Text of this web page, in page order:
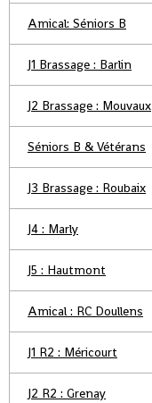
Amical: Séniors B
J1 Brassage : Barlin
J2 Brassage : Mouvaux
Séniors B & Vétérans
J3 Brassage : Roubaix
J4 : Marly
J5 : Hautmont
Amical : RC Doullens
J1 R2 : Méricourt
J2 R2 : Grenay